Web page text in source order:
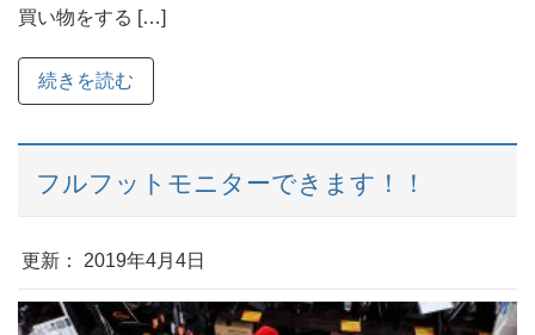
買い物をする […]
続きを読む
フルフットモニターできます！！
更新： 2019年4月4日